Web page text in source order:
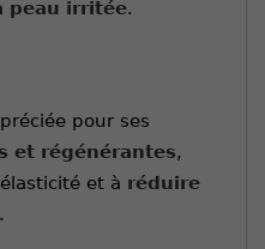
peau irritée.
pour ses
et régénérantes,
et à réduire